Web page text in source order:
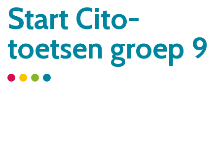
Start Cito-
toetsen groep 9